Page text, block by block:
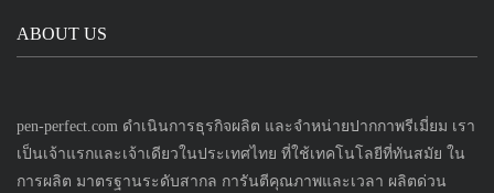
ABOUT US
pen-perfect.com ดำเนินการธุรกิจผลิต และจำหน่ายปากกาพรีเมี่ยม เรา
เป็นเจ้าแรกและเจ้าเดียวในประเทศไทย ที่ใช้เทคโนโลยีที่ทันสมัย ใน
การผลิต มาตรฐานระดับสากล การันตีคุณภาพและเวลา ผลิตด่วน